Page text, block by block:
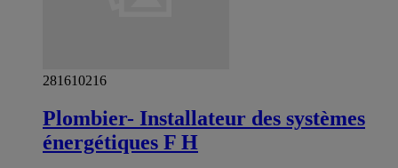
281610216
Plombier- Installateur des systèmes
énergétiques F H